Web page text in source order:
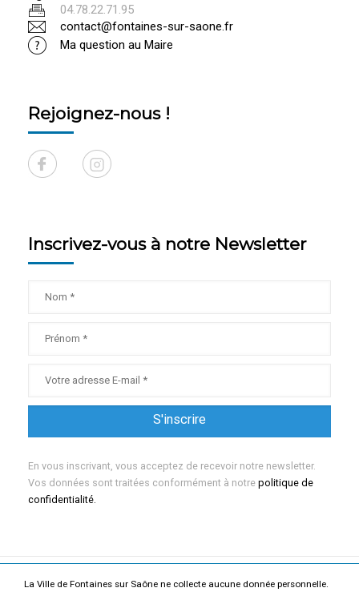
La Ville de Fontaines sur Saône ne collecte aucune donnée personnelle.
04.78.22.71.95
contact@fontaines-sur-saone.fr
Ma question au Maire
Rejoignez-nous !
Inscrivez-vous à notre Newsletter
En vous inscrivant, vous acceptez de recevoir notre newsletter.
Vos données sont traitées conformément à notre politique de
confidentialité.
Mentions légales Politique de confidentialité